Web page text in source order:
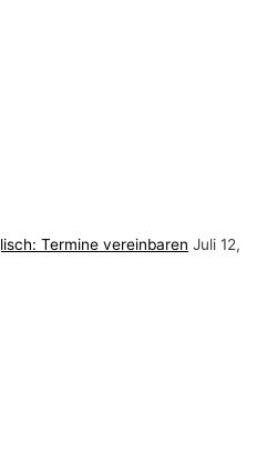
Termine vereinbaren Juli 12,